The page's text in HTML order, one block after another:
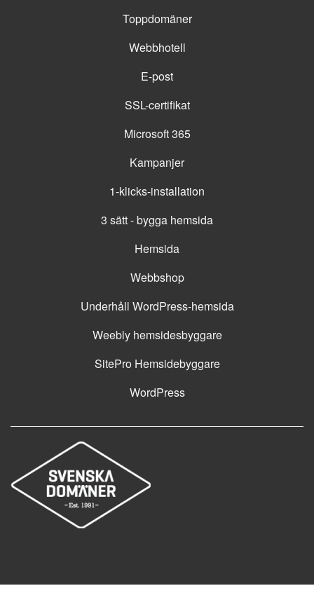
Toppdomäner
Webbhotell
E-post
SSL-certifikat
Microsoft 365
Kampanjer
1-klicks-installation
3 sätt - bygga hemsida
Hemsida
Webbshop
Underhåll WordPress-hemsida
Weebly hemsidesbyggare
SitePro Hemsidebyggare
WordPress